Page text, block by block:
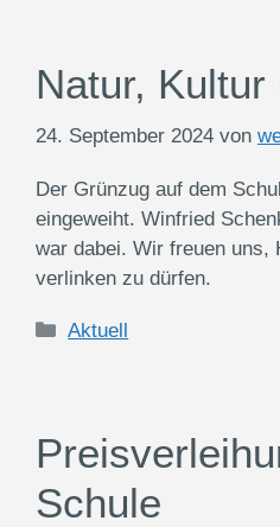
Natur,
24. September 2024 von
Der Grünzug auf dem
eingeweiht. Winfried
war dabei. Wir freuen uns,
verlinken zu dürfen.
Kategorien
Aktuell
Schule